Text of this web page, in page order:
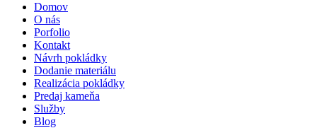
Domov
O nás
Porfolio
Kontakt
Návrh pokládky
Dodanie materiálu
Realizácia pokládky
Predaj kameňa
Služby
Blog